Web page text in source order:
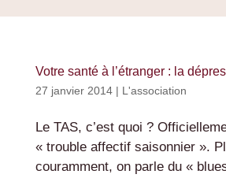
Votre santé à l’étranger : la
27 janvier 2014| L'association
Le TAS, c’est quoi ?
« trouble affectif saisonnier ».
couramment, on parle du «